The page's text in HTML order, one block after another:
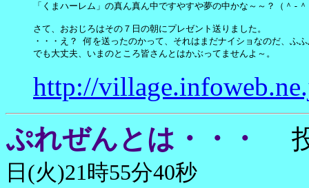
「くまハーレム」の真ん真ん中ですやすや夢の中かな～～？（＾-
さて、おおじろはその７日の朝にプレゼント送りました。
・・・え？ 何を送ったのかって、それはまだナイショなのだ、ふ
でも大丈夫、いまのところ皆さんとはかぶってませんよ～。
http://
ぷれぜんとは・・・
日(火)21時55分40秒